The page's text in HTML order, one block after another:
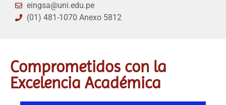
eingsa@uni.edu.pe
(01) 481-1070 Anexo 5812
Comprometidos con la
Excelencia Académica